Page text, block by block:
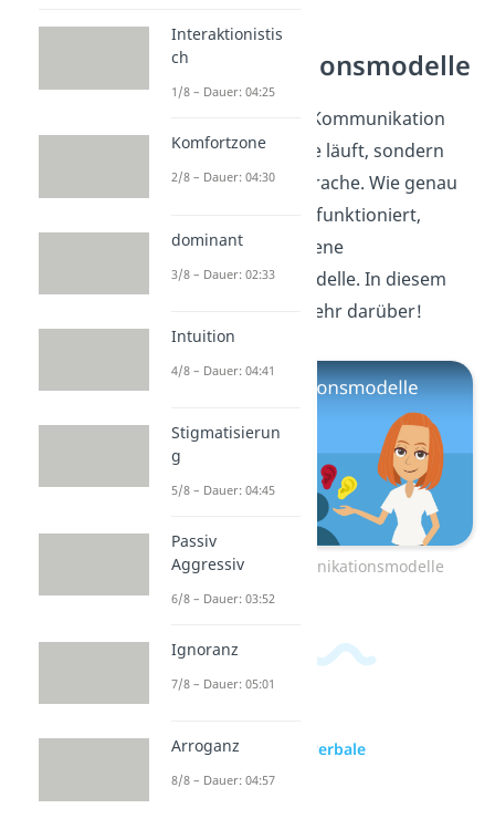
Kommunikationsmodelle
Jetzt weißt du, dass Kommunikation
nicht nur über Worte läuft, sondern
auch über Körpersprache. Wie genau
das Zusammenspiel funktioniert,
zeigen dir verschiedene
Kommunikationsmodelle. In diesem
erfährst du mehr darüber!
Zum Video: Kommunikationsmodelle
zur Videoseite: Nonverbale
Kommunikation
Interaktionistis
ch
1/8 – Dauer: 04:25
Komfortzone
2/8 – Dauer: 04:30
dominant
3/8 – Dauer: 02:33
Intuition
4/8 – Dauer: 04:41
Stigmatisierun
g
5/8 – Dauer: 04:45
Passiv
Aggressiv
6/8 – Dauer: 03:52
Ignoranz
7/8 – Dauer: 05:01
Arroganz
8/8 – Dauer: 04:57